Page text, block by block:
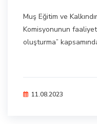
Muş Eğitim ve
Komisyonunun
oluşturma”
11.08.2023